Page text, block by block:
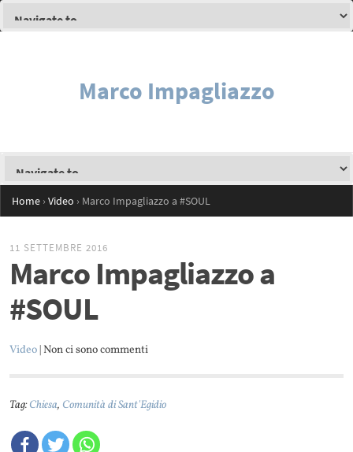
Marco Impagliazzo
Home › Video › Marco Impagliazzo a #SOUL
11 SETTEMBRE 2016
Marco Impagliazzo a
#SOUL
Video| Non ci sono commenti
Tag:Chiesa, Comunità di Sant'Egidio